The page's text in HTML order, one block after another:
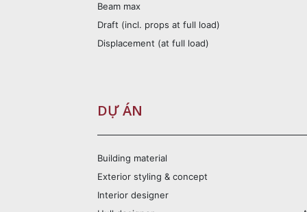
Beam max
Draft (incl. props at full load)
Displacement (at full load)
DỰ ÁN
Building material
Exterior styling & concept
Interior designer